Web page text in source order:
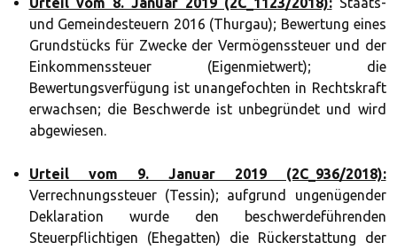
und Gemeindesteuern 2016 (Thurgau); Bewertung eines
Grundstücks für Zwecke der Vermögenssteuer und der
Einkommenssteuer (Eigenmietwert); die
Bewertungsverfügung ist unangefochten in Rechtskraft
erwachsen; die Beschwerde ist unbegründet und wird
abgewiesen.
Urteil vom 9. Januar 2019 (2C_936/2018):
Verrechnungssteuer (Tessin); aufgrund ungenügender
Deklaration wurde den beschwerdeführenden
Steuerpflichtigen (Ehegatten) die Rückerstattung der